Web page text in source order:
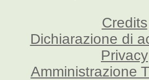
Credits
Dichiarazione di
Privacy
Amministrazione